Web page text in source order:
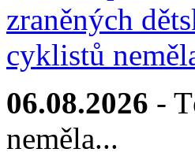
06.08.2026 -
neměla...